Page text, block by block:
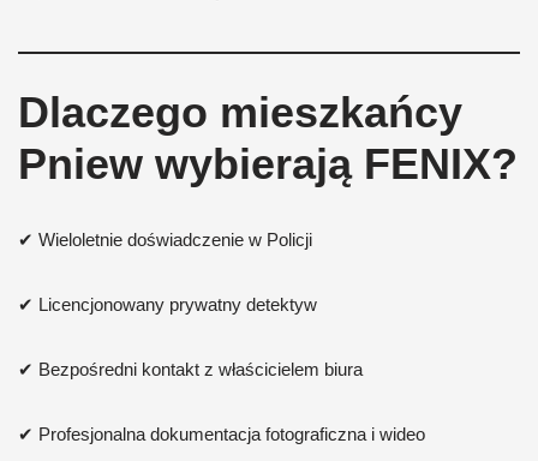
Dlaczego mieszkańcy
Pniew wybierają FENIX?
✔ Wieloletnie doświadczenie w Policji
✔ Licencjonowany prywatny detektyw
✔ Bezpośredni kontakt z właścicielem biura
✔ Profesjonalna dokumentacja fotograficzna i wideo